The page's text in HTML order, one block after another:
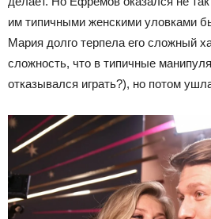
им типичными женскими уловками
Мария долго терпела его сложный
сложность, что в типичные
отказывался играть?), но потом